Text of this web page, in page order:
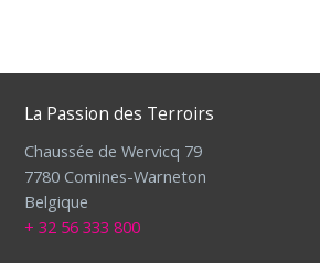
La Passion des Terroirs
Chaussée de Wervicq 79
7780 Comines-Warneton
Belgique
+ 32 56 333 800